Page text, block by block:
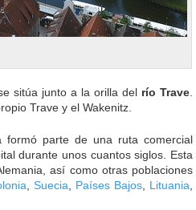
sitúa junto a la orilla del río Trave
Trave y el Wakenitz.
parte de una ruta comercial
durante unos cuantos siglos. Esta
así como otras poblaciones
, Suecia, Países Bajos, Lituania,